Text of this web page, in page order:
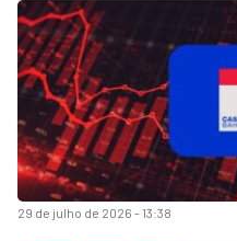
29 de julho de 2026 - 13:38